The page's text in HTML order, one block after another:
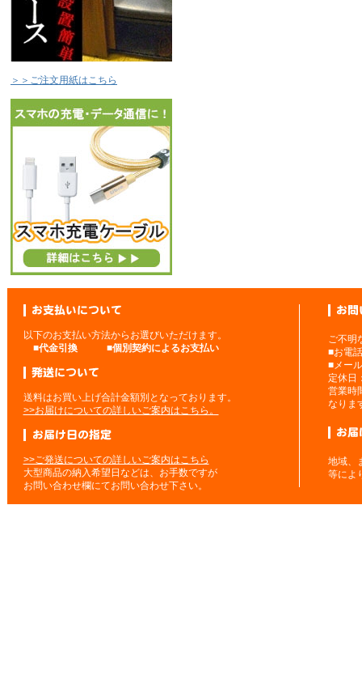
＞＞ご注文用紙はこちら
以下のお支払い方法からお選びいただけます。
■代金引換■個別契約によるお支払い
送料はお買い上げ合計金額別となっております。
>>お届けについての詳しいご案内はこちら。
>>ご発送についての詳しいご案内はこちら
大型商品の納入希望日などは、お手数ですが
お問い合わせ欄にてお問い合わせ下さい。
ご不明
■お電
■メー
定休日
営業時
なりま
地域、
等によ